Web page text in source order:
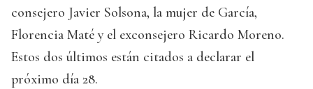
consejero Javier Solsona, la mujer de García,
Florencia Maté y el exconsejero Ricardo Moreno.
Estos dos últimos están citados a declarar el
próximo día 28.